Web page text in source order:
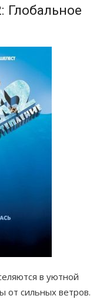
в уютной
от сильных ветров.